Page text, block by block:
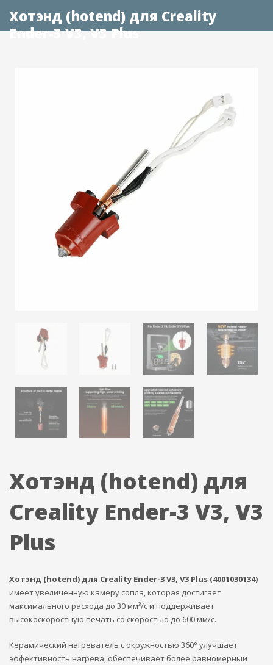
Хотэнд (hotend) для Creality
Ender-3 V3, V3 Plus
Хотэнд (hotend) для
Creality Ender-3 V3, V3
Plus
Хотэнд (hotend) для Creality Ender-3 V3, V3 Plus (4001030134)
имеет увеличенную камеру сопла, которая достигает
максимального расхода до 30 мм³/с и поддерживает
высокоскоростную печать со скоростью до 600 мм/с.
Керамический нагреватель с окружностью 360° улучшает
эффективность нагрева, обеспечивает более равномерный